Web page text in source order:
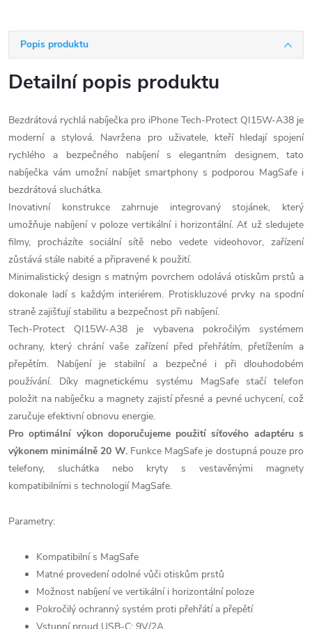
Popis produktu
Detailní popis produktu
Bezdrátová rychlá nabíječka pro iPhone Tech-Protect QI15W-A38 je
moderní a stylová. Navržena pro uživatele, kteří hledají spojení
rychlého a bezpečného nabíjení s elegantním designem, tato
nabíječka vám umožní nabíjet smartphony s podporou MagSafe i
bezdrátová sluchátka.
Inovativní konstrukce zahrnuje integrovaný stojánek, který
umožňuje nabíjení v poloze vertikální i horizontální. Ať už sledujete
filmy, procházíte sociální sítě nebo vedete videohovor, zařízení
zůstává stále nabité a připravené k použití.
Minimalistický design s matným povrchem odolává otiskům prstů a
dokonale ladí s každým interiérem. Protiskluzové prvky na spodní
straně zajišťují stabilitu a bezpečnost při nabíjení.
Tech-Protect QI15W-A38 je vybavena pokročilým systémem
ochrany, který chrání vaše zařízení před přehřátím, přetížením a
přepětím. Nabíjení je stabilní a bezpečné i při dlouhodobém
používání. Díky magnetickému systému MagSafe stačí telefon
položit na nabíječku a magnety zajistí přesné a pevné uchycení, což
zaručuje efektivní obnovu energie.
Pro optimální výkon doporučujeme použití síťového adaptéru s
výkonem minimálně 20 W.Funkce MagSafe je dostupná pouze pro
telefony, sluchátka nebo kryty s vestavěnými magnety
kompatibilními s technologií MagSafe.
Parametry:
Kompatibilní s MagSafe
Matné provedení odolné vůči otiskům prstů
Možnost nabíjení ve vertikální i horizontální poloze
Pokročilý ochranný systém proti přehřátí a přepětí